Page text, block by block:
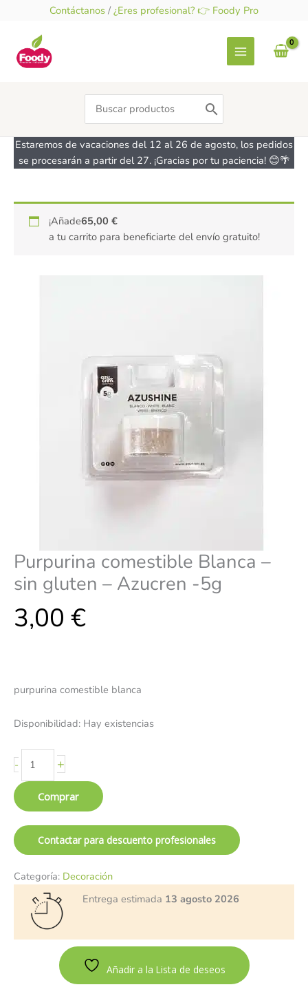
contenido
Contáctanos / ¿Eres profesional? 👉 Foody Pro
Search
for:
Estaremos de vacaciones del 12 al 26 de agosto, los pedidos
se procesarán a partir del 27. ¡Gracias por tu paciencia! 😊🌴
¡Añade65,00€
a tu carrito para beneficiarte del envío gratuito!
Purpurina comestible Blanca –
sin gluten – Azucren -5g
3,00 €
purpurina comestible blanca
Disponibilidad: Hay existencias
-
Purpurina
comestible
Blanca
+
Comprar
Contactar para descuento profesionales
Categoría: Decoración
Entrega estimada 13 agosto 2026
Añadir a la Lista de deseos